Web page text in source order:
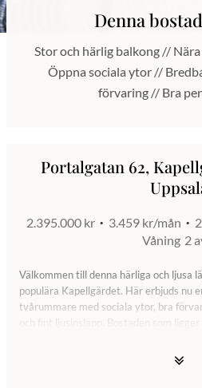
Denna
Stor och härlig balkong //
Öppna sociala ytor //
förvaring // Bra
Portalgatan 62,
2.395.000 kr 3.459 kr/mån
Våning 2
Välkommen till denna härliga och ljusa
populära Kapellgärdet. Här erbjuds nu
tvårummare med sociala ytor, bra
och fint ljusinsläpp. Bostaden som
fördelar sig på hall med förvaring i